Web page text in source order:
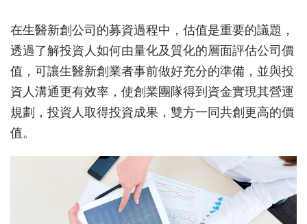
在生醫新創公司的募資過程中，估值是重要的議題，
透過了解投資人如何由量化及質化的層面評估公司價
值，可讓生醫新創業者事前做好充分的準備，並與投
資人溝通更有效率，使創業團隊得到資金實現其營運
規劃，投資人取得投資成果，雙方一同共創更高的價
值。